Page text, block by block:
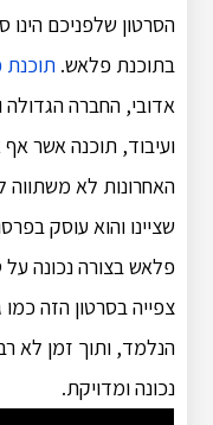
הסרטון שלפניכם
בתוכנת פלאש.תוכנת
אדובי, החברה הגדולה
ועיבוד, תוכנה אשר
האחרונות לא משתווה
שציינו והוא עוסק
פלאש בצורה נכונה
צפייה בסרטון הזה
הנלמד, ותוך זמן לא
נכונה ומדויקת.